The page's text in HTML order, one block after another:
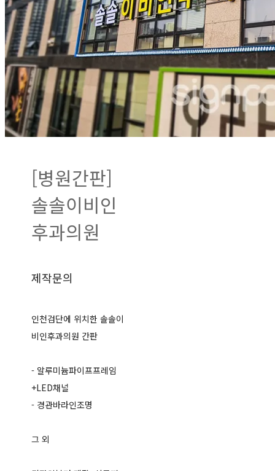
[병원간판]
솔솔이비인
후과의원
제작문의
인천검단에 위치한 솔솔이
비인후과의원 간판
- 알루미늄파이프프레임
+LED채널
- 경관바라인조명
그 외